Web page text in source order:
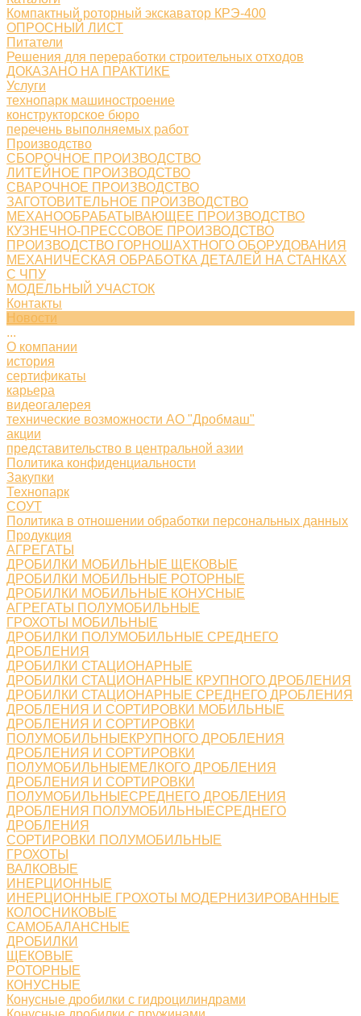
Компактный роторный экскаватор КРЭ-400
ОПРОСНЫЙ ЛИСТ
Питатели
Решения для переработки строительных отходов
ДОКАЗАНО НА ПРАКТИКЕ
Услуги
технопарк машиностроение
конструкторское бюро
перечень выполняемых работ
Производство
СБОРОЧНОЕ ПРОИЗВОДСТВО
ЛИТЕЙНОЕ ПРОИЗВОДСТВО
СВАРОЧНОЕ ПРОИЗВОДСТВО
ЗАГОТОВИТЕЛЬНОЕ ПРОИЗВОДСТВО
МЕХАНООБРАБАТЫВАЮЩЕЕ ПРОИЗВОДСТВО
КУЗНЕЧНО-ПРЕССОВОЕ ПРОИЗВОДСТВО
ПРОИЗВОДСТВО ГОРНОШАХТНОГО ОБОРУДОВАНИЯ
МЕХАНИЧЕСКАЯ ОБРАБОТКА ДЕТАЛЕЙ НА СТАНКАХ
С ЧПУ
МОДЕЛЬНЫЙ УЧАСТОК
Контакты
Новости
...
О компании
история
сертификаты
карьера
видеогалерея
технические возможности АО "Дробмаш"
акции
представительство в центральной азии
Политика конфиденциальности
Закупки
Технопарк
СОУТ
Политика в отношении обработки персональных данных
Продукция
АГРЕГАТЫ
ДРОБИЛКИ МОБИЛЬНЫЕ ЩЕКОВЫЕ
ДРОБИЛКИ МОБИЛЬНЫЕ РОТОРНЫЕ
ДРОБИЛКИ МОБИЛЬНЫЕ КОНУСНЫЕ
АГРЕГАТЫ ПОЛУМОБИЛЬНЫЕ
ГРОХОТЫ МОБИЛЬНЫЕ
ДРОБИЛКИ ПОЛУМОБИЛЬНЫЕ СРЕДНЕГО
ДРОБЛЕНИЯ
ДРОБИЛКИ СТАЦИОНАРНЫЕ
ДРОБИЛКИ СТАЦИОНАРНЫЕ КРУПНОГО ДРОБЛЕНИЯ
ДРОБИЛКИ СТАЦИОНАРНЫЕ СРЕДНЕГО ДРОБЛЕНИЯ
ДРОБЛЕНИЯ И СОРТИРОВКИ МОБИЛЬНЫЕ
ДРОБЛЕНИЯ И СОРТИРОВКИ
ПОЛУМОБИЛЬНЫЕКРУПНОГО ДРОБЛЕНИЯ
ДРОБЛЕНИЯ И СОРТИРОВКИ
ПОЛУМОБИЛЬНЫЕМЕЛКОГО ДРОБЛЕНИЯ
ДРОБЛЕНИЯ И СОРТИРОВКИ
ПОЛУМОБИЛЬНЫЕСРЕДНЕГО ДРОБЛЕНИЯ
ДРОБЛЕНИЯ ПОЛУМОБИЛЬНЫЕСРЕДНЕГО
ДРОБЛЕНИЯ
СОРТИРОВКИ ПОЛУМОБИЛЬНЫЕ
ГРОХОТЫ
ВАЛКОВЫЕ
ИНЕРЦИОННЫЕ
ИНЕРЦИОННЫЕ ГРОХОТЫ МОДЕРНИЗИРОВАННЫЕ
КОЛОСНИКОВЫЕ
САМОБАЛАНСНЫЕ
ДРОБИЛКИ
ЩЕКОВЫЕ
РОТОРНЫЕ
КОНУСНЫЕ
Конусные дробилки с гидроцилиндрами